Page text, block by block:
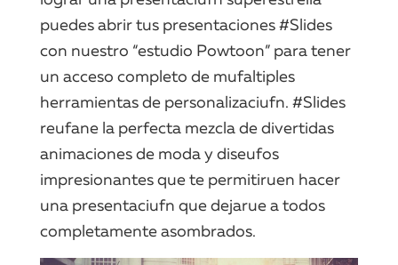
puedes abrir tus presentaciones #Slides
con nuestro “estudio Powtoon” para tener
un acceso completo de mufaltiples
herramientas de personalizaciufn. #Slides
reufane la perfecta mezcla de divertidas
animaciones de moda y diseufos
impresionantes que te permitiruen hacer
una presentaciufn que dejarue a todos
completamente asombrados.